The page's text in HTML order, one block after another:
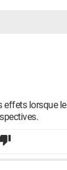
effets lorsque